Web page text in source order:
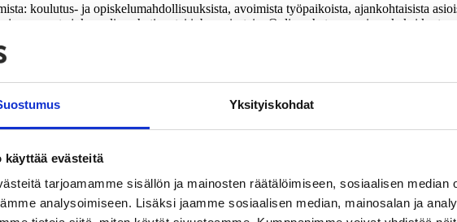
Yksityiskohdat
käyttää evästeitä
tarjoamamme sisällön ja mainosten räätälöimiseen, sosiaalisen median
analysoimiseen. Lisäksi jaamme sosiaalisen median, mainosalan ja
koulutus- ja opiskelumahdollisuuksista, avoimista työpaikoista, ajankohtaisista
neuvonta joko online chatissa tai inbox viestein. Online chat on avoinna kaksi kertaa
normaalia vuorovaikutusta: omat tilapäivitykset ja toisten käyttäjien
ilman. Muistiinpanoista löytyy pitempiaikaisia tiedotteita, kuten esim.
yhteydessä palveluohjaajaan ovat toimeentuloon, asumiseen, opiskeluun, työhön ja
sekä kuntouttavan työtoiminnan ryhmiin.
syrjäytymistä ennaltaehkäisevää ja madaltaa nuorten asiakkaiden
yli 1100 oululaista nuorta ja yhteistyökumppania. Facebook-palveluohjaus on